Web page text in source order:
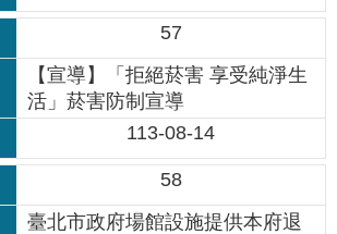
57
【宣導】「拒絕菸害 享受純淨生
活」菸害防制宣導
113-08-14
58
臺北市政府場館設施提供本府退